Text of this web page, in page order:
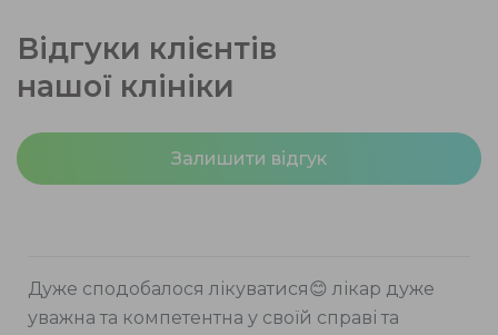
Відгуки клієнтів
нашої клініки
Залишити відгук
Дуже сподобалося лікуватися😊 лікар дуже
уважна та компетентна у своїй справі та